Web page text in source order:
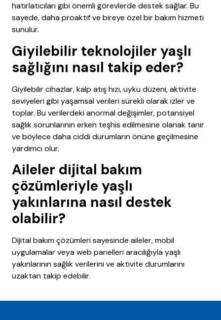
hatırlatıcıları gibi önemli görevlerde destek sağlar. Bu
sayede, daha proaktif ve bireye özel bir bakım hizmeti
sunulur.
Giyilebilir teknolojiler yaşlı
sağlığını nasıl takip eder?
Giyilebilir cihazlar, kalp atış hızı, uyku düzeni, aktivite
seviyeleri gibi yaşamsal verileri sürekli olarak izler ve
toplar. Bu verilerdeki anormal değişimler, potansiyel
sağlık sorunlarının erken teşhis edilmesine olanak tanır
ve böylece daha ciddi durumların önüne geçilmesine
yardımcı olur.
Aileler dijital bakım
çözümleriyle yaşlı
yakınlarına nasıl destek
olabilir?
Dijital bakım çözümleri sayesinde aileler, mobil
uygulamalar veya web panelleri aracılığıyla yaşlı
yakınlarının sağlık verilerini ve aktivite durumlarını
uzaktan takip edebilir.